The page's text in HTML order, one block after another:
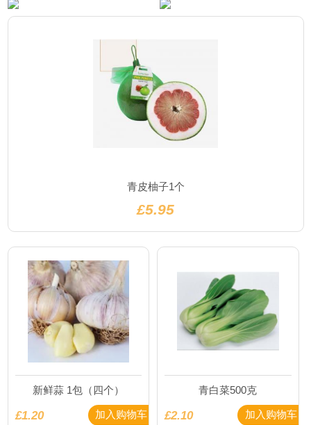
青皮柚子1个
£5.95
新鲜蒜 1包（四个）
£1.20 加入购物车
青白菜500克
£2.10 加入购物车